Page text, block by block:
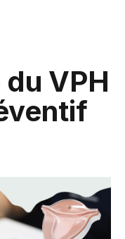
VPH